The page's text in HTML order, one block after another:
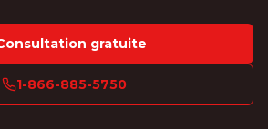
gratuite
1-866-885-5750